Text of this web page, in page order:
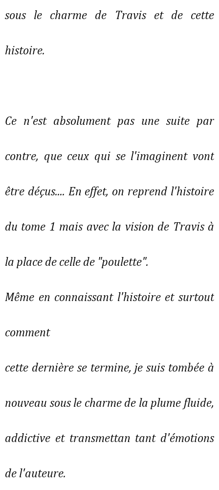
sous le charme de Travis et de cette
histoire.
Ce n'est absolument pas une suite par
contre, que ceux qui se l'imaginent vont
être déçus.... En effet, on reprend l'histoire
du tome 1 mais avec la vision de Travis à
la place de celle de "poulette".
Même en connaissant l'histoire et surtout
comment
cette dernière se termine, je suis tombée à
nouveau sous le charme de la plume fluide,
addictive et transmettan tant d'émotions
de l'auteure.